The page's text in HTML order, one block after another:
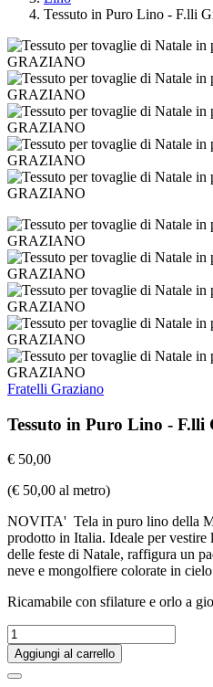
Tessuto in Puro Lino - F.lli
Fratelli Graziano
Tessuto in Puro Lino - F.lli
€ 50,00
(€ 50,00 al metro)
NOVITA' Tela in puro lino della
prodotto in Italia. Ideale per vestire
delle feste di Natale, raffigura un
neve e mongolfiere colorate in
Ricamabile con sfilature e orlo a
Aggiungi al carrello